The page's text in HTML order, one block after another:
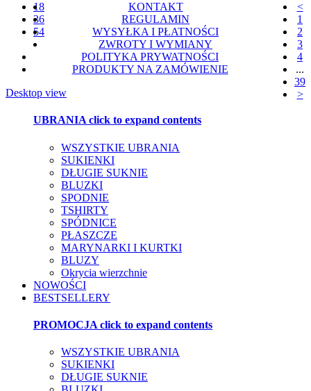
18
36
54
<
1
2
3
4
...
39
>
KONTAKT
REGULAMIN
WYSYŁKA I PŁATNOŚCI
ZWROTY I WYMIANY
POLITYKA PRYWATNOŚCI
PRODUKTY NA ZAMÓWIENIE
Desktop view
UBRANIA click to expand contents
WSZYSTKIE UBRANIA
SUKIENKI
DŁUGIE SUKNIE
BLUZKI
SPODNIE
TSHIRTY
SPÓDNICE
PŁASZCZE
MARYNARKI I KURTKI
BLUZY
Okrycia wierzchnie
NOWOŚCI
BESTSELLERY
PROMOCJA click to expand contents
WSZYSTKIE UBRANIA
SUKIENKI
DŁUGIE SUKNIE